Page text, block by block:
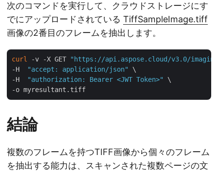
次のコマンドを実行して、クラウドストレージにす
でにアップロードされている TiffSampleImage.tiff
画像の2番目のフレームを抽出します。
curl -v -X GET
"https://api.aspose.cloud/v3.0/
-H
"accept: application/json"
\
-H
"authorization: Bearer <JWT Token>"
\
結論
複数のフレームを持つTIFF画像から個々のフレーム
を抽出する能力は、スキャンされた複数ページの文